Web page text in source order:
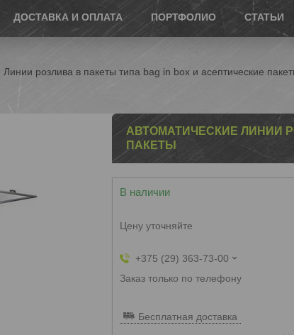
ДОСТАВКА И ОПЛАТА ПОРТФОЛИО СТАТЬИ
Линии розлива в пакеты типа bag in box и асептические
АВТОМАТИЧЕСКИЕ ЛИНИИ
ПАКЕТЫ
В наличии
Цену уточняйте
+375 (29) 363-73-00
Заказ только по телефону
Бесплатная доставка